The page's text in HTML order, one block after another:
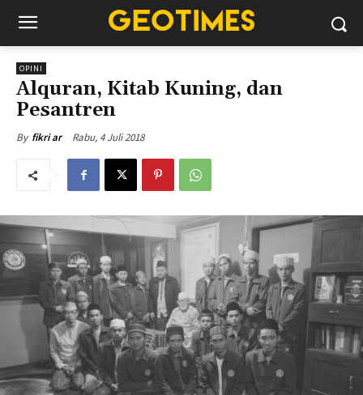
OPINI
Alquran, Kitab Kuning, dan
Pesantren
By fikri ar Rabu, 4 Juli 2018